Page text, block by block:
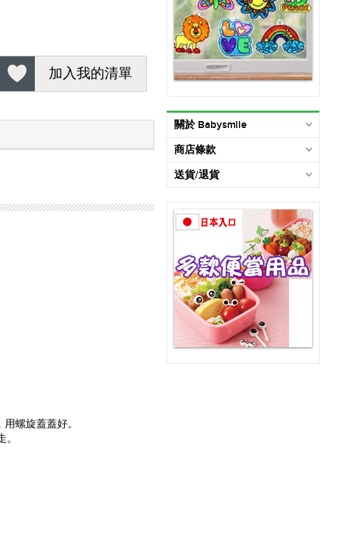
加入我的清單
螺旋蓋蓋好。
關於 Babysmile
商店條款
送貨/退貨